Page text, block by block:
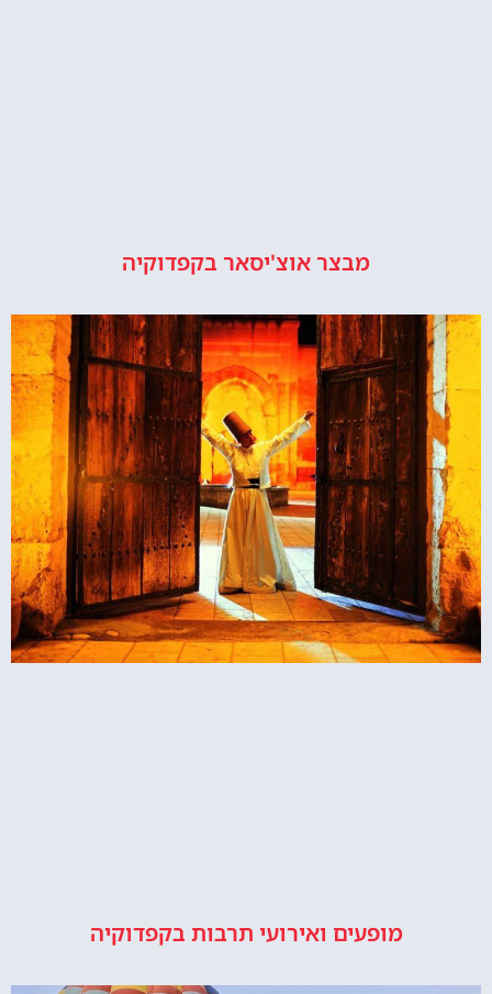
מבצר אוצ'יסאר בקפדוקיה
מופעים ואירועי תרבות בקפדוקיה